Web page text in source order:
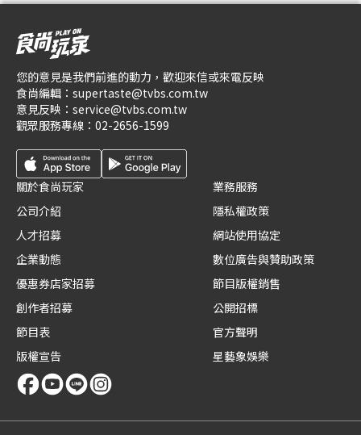
您的意見是我們前進的動力，歡迎來信或來電反映
食尚編輯： supertaste@tvbs.com.tw
意見反映： service@tvbs.com.tw
觀眾服務專線： 02-2656-1599
關於食尚玩家
公司介紹
人才招募
企業動態
優惠券店家招募
創作者招募
節目表
版權宣告
業務服務
隱私權政策
網站使用協定
數位廣告與贊助政策
節目版權銷售
公開招標
官方聲明
星藝象娛樂